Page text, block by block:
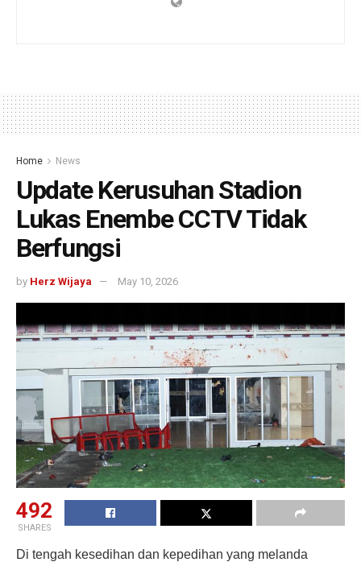
Home News
Update Kerusuhan Stadion
Lukas Enembe CCTV Tidak
Berfungsi
by Herz Wijaya May 10, 2026
492
SHARES
Di tengah kesedihan dan kepedihan yang melanda